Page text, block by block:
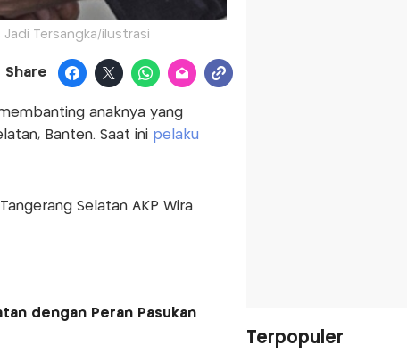
Jadi Tersangka/ilustrasi
Share
anaknya yang
Banten. Saat inipelaku
Selatan AKP Wira
dengan Peran Pasukan
Terpopuler